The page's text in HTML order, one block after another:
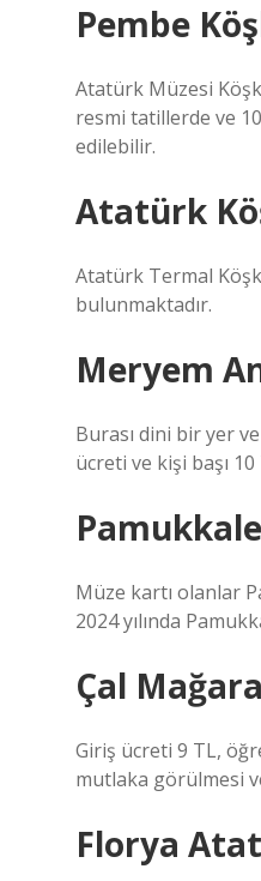
Pembe
Atatürk Müzesi
resmi tatillerde ve
edilebilir.
Atatürk
Atatürk Termal
bulunmaktadır.
Meryem
Burası dini bir yer
ücreti ve kişi başı
Müze kartı olanlar
2024 yılında
Çal
Giriş ücreti 9 TL,
mutlaka görülmesi
Florya